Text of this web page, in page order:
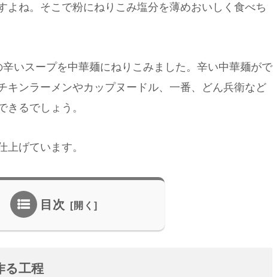
よね。そこで粉にねりこみ塩分を薄めおいしく食べち
辛いスープを中華麺にねりこみました。辛い中華麺がで
キンラーメンやカップヌードル、一番、どん兵衛など
きるでしょう。
上げています。
目次
る工程